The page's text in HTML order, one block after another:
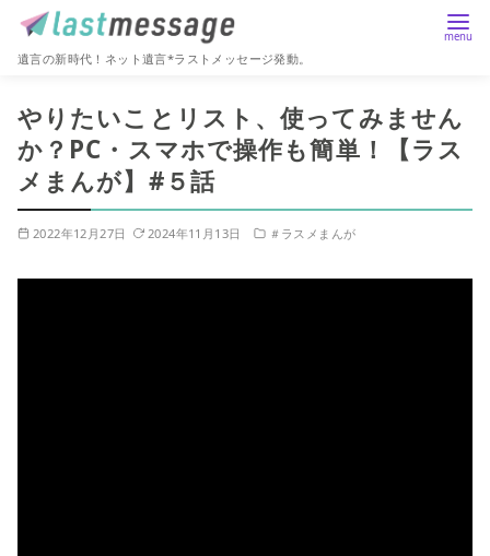
遺言の新時代！ネット遺言*ラストメッセージ発動。
やりたいことリスト、使ってみません
か？PC・スマホで操作も簡単！【ラス
メまんが】#５話
2022年12月27日 2024年11月13日 ＃ラスメまんが